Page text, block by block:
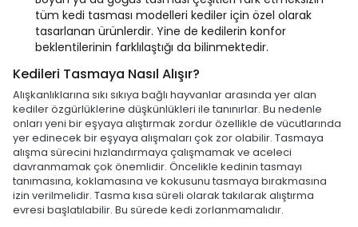
tüm kedi tasması modelleri kediler için özel olarak
tasarlanan ürünlerdir. Yine de kedilerin konfor
beklentilerinin farklılaştığı da bilinmektedir.
Kedileri Tasmaya Nasıl Alışır?
Alışkanlıklarına sıkı sıkıya bağlı hayvanlar arasında yer alan
kediler özgürlüklerine düşkünlükleri ile tanınırlar. Bu nedenle
onları yeni bir eşyaya alıştırmak zordur özellikle de vücutlarında
yer edinecek bir eşyaya alışmaları çok zor olabilir. Tasmaya
alışma sürecini hızlandırmaya çalışmamak ve aceleci
davranmamak çok önemlidir. Öncelikle kedinin tasmayı
tanımasına, koklamasına ve kokusunu tasmaya bırakmasına
izin verilmelidir. Tasma kısa süreli olarak takılarak alıştırma
evresi başlatılabilir. Bu sürede kedi zorlanmamalıdır.